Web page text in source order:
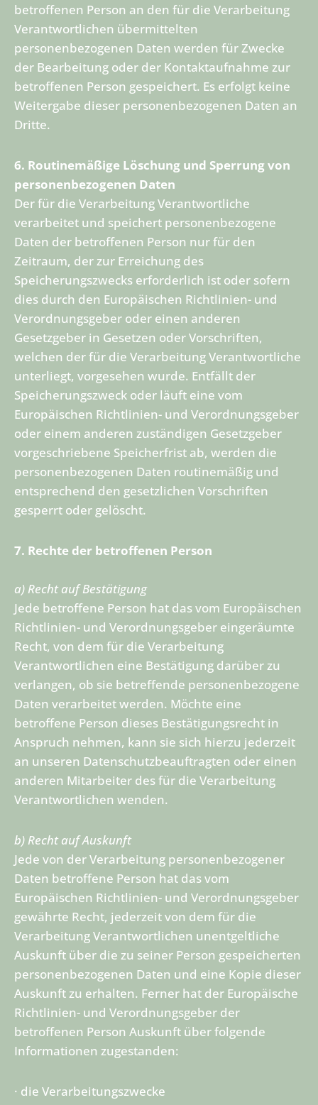
betroffenen Person an den für die Verarbeitung
Verantwortlichen übermittelten
personenbezogenen Daten werden für Zwecke
der Bearbeitung oder der Kontaktaufnahme zur
betroffenen Person gespeichert. Es erfolgt keine
Weitergabe dieser personenbezogenen Daten an
Dritte.
6. Routinemäßige Löschung und Sperrung von
personenbezogenen Daten
Der für die Verarbeitung Verantwortliche
verarbeitet und speichert personenbezogene
Daten der betroffenen Person nur für den
Zeitraum, der zur Erreichung des
Speicherungszwecks erforderlich ist oder sofern
dies durch den Europäischen Richtlinien- und
Verordnungsgeber oder einen anderen
Gesetzgeber in Gesetzen oder Vorschriften,
welchen der für die Verarbeitung Verantwortliche
unterliegt, vorgesehen wurde. Entfällt der
Speicherungszweck oder läuft eine vom
Europäischen Richtlinien- und Verordnungsgeber
oder einem anderen zuständigen Gesetzgeber
vorgeschriebene Speicherfrist ab, werden die
personenbezogenen Daten routinemäßig und
entsprechend den gesetzlichen Vorschriften
gesperrt oder gelöscht.
7. Rechte der betroffenen Person
a) Recht auf Bestätigung
Jede betroffene Person hat das vom Europäischen
Richtlinien- und Verordnungsgeber eingeräumte
Recht, von dem für die Verarbeitung
Verantwortlichen eine Bestätigung darüber zu
verlangen, ob sie betreffende personenbezogene
Daten verarbeitet werden. Möchte eine
betroffene Person dieses Bestätigungsrecht in
Anspruch nehmen, kann sie sich hierzu jederzeit
an unseren Datenschutzbeauftragten oder einen
anderen Mitarbeiter des für die Verarbeitung
Verantwortlichen wenden.
b) Recht auf Auskunft
Jede von der Verarbeitung personenbezogener
Daten betroffene Person hat das vom
Europäischen Richtlinien- und Verordnungsgeber
gewährte Recht, jederzeit von dem für die
Verarbeitung Verantwortlichen unentgeltliche
Auskunft über die zu seiner Person gespeicherten
personenbezogenen Daten und eine Kopie dieser
Auskunft zu erhalten. Ferner hat der Europäische
Richtlinien- und Verordnungsgeber der
betroffenen Person Auskunft über folgende
Informationen zugestanden:
· die Verarbeitungszwecke